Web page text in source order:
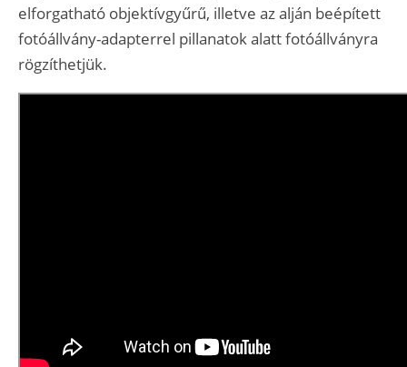
elforgatható objektívgyűrű, illetve az alján beépített
fotóállvány-adapterrel pillanatok alatt fotóállványra
rögzíthetjük.